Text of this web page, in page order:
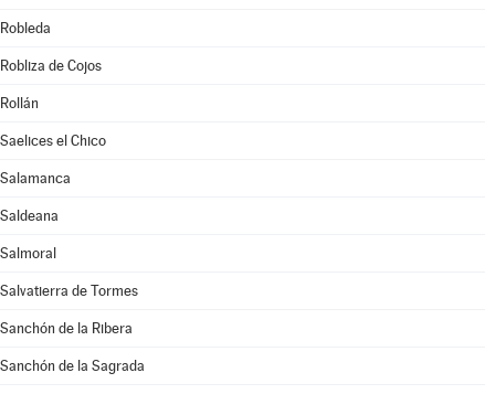
Robleda
Robliza de Cojos
Rollán
Saelices el Chico
Salamanca
Saldeana
Salmoral
Salvatierra de Tormes
Sanchón de la Ribera
Sanchón de la Sagrada